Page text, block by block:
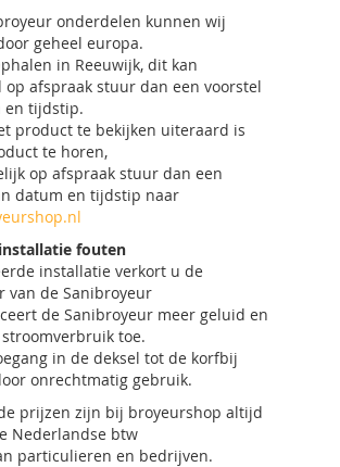
onderdelen kunnen wij
geheel europa.
in Reeuwijk, dit kan
afspraak stuur dan een voorstel
en tijdstip.
product te bekijken uiteraard is
te horen,
op afspraak stuur dan een
datum en tijdstip naar
fouten
installatie verkort u de
van de Sanibroyeur
de Sanibroyeur meer geluid en
toe.
in de deksel tot de korfbij
onrechtmatig gebruik.
prijzen zijn bij broyeurshop altijd
Nederlandse btw
particulieren en bedrijven.